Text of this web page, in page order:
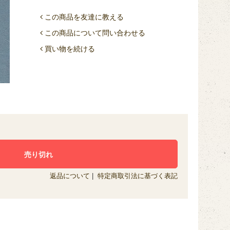
この商品を友達に教える
この商品について問い合わせる
買い物を続ける
返品について 特定商取引法に基づく表記